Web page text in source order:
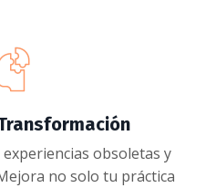
obsoletas y
no solo tu práctica